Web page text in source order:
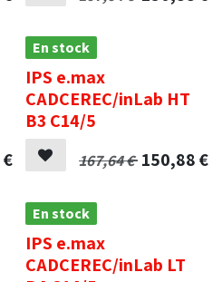
€
En stock
IPS e.max
CADCEREC/inLab HT
B3 C14/5
167,64€ 150,88€
En stock
IPS e.max
CADCEREC/inLab LT